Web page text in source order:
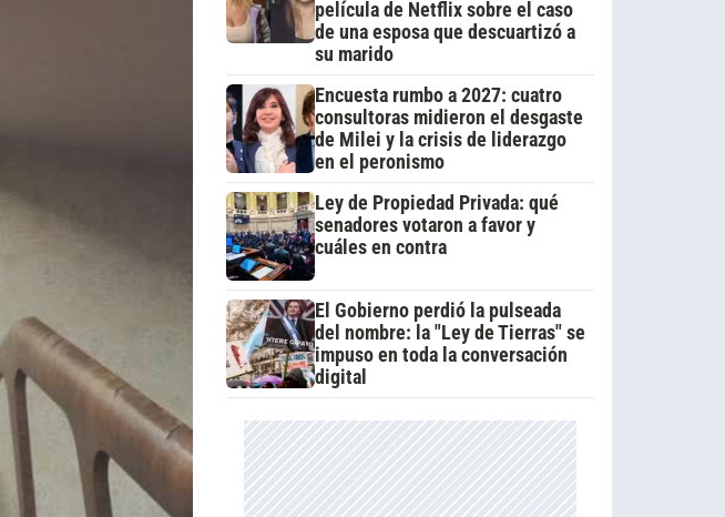
película de Netflix sobre el caso
de una esposa que descuartizó a
su marido
Encuesta rumbo a 2027: cuatro
consultoras midieron el desgaste
de Milei y la crisis de liderazgo
en el peronismo
Ley de Propiedad Privada: qué
senadores votaron a favor y
cuáles en contra
El Gobierno perdió la pulseada
del nombre: la "Ley de Tierras" se
impuso en toda la conversación
digital